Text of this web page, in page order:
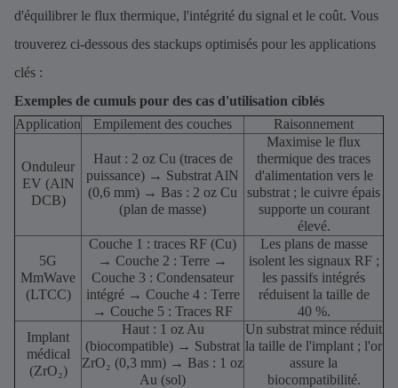
d'équilibrer le flux thermique, l'intégrité du signal et le coût. Vous
trouverez ci-dessous des stackups optimisés pour les applications
clés :
Exemples de cumuls pour des cas d'utilisation ciblés
Application
Empilement des couches Raisonnement
Onduleur
EV (AlN
DCB)
Haut : 2 oz Cu (traces de
puissance) → Substrat AlN
(0,6 mm) → Bas : 2 oz Cu
(plan de masse)
Maximise le flux
thermique des traces
d'alimentation vers le
substrat ; le cuivre épais
supporte un courant
élevé.
5G
MmWave
(LTCC)
Couche 1 : traces RF (Cu)
→ Couche 2 : Terre →
Couche 3 : Condensateur
intégré → Couche 4 : Terre
→ Couche 5 : Traces RF
Les plans de masse
isolent les signaux RF ;
les passifs intégrés
réduisent la taille de
40 %.
Implant
médical
(ZrO₂)
Haut : 1 oz Au
(biocompatible) → Substrat
ZrO₂ (0,3 mm) → Bas : 1 oz
Au (sol)
Un substrat mince réduit
la taille de l'implant ; l'or
assure la
biocompatibilité.